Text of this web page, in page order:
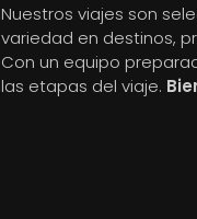
Nuestros viajes son
variedad en destinos,
Con un equipo
las etapas del viaje.